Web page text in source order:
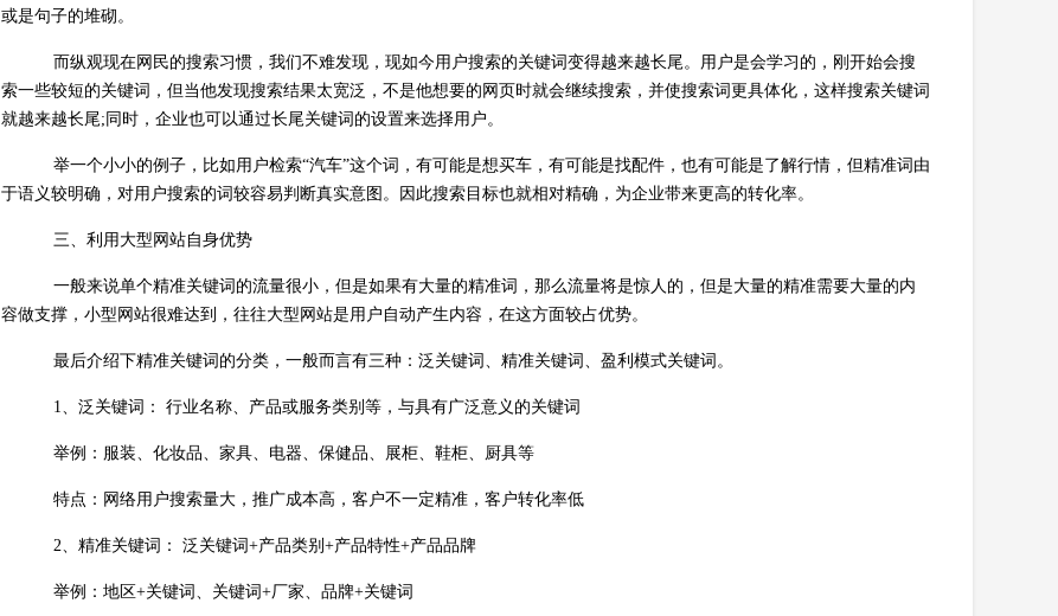
或是句子的堆砌。
而纵观现在网民的搜索习惯，我们不难发现，现如今用户搜索的关键词变得越来越长尾。用户是会学习的，刚开始会搜
索一些较短的关键词，但当他发现搜索结果太宽泛，不是他想要的网页时就会继续搜索，并使搜索词更具体化，这样搜索关键词
就越来越长尾;同时，企业也可以通过长尾关键词的设置来选择用户。
举一个小小的例子，比如用户检索“汽车”这个词，有可能是想买车，有可能是找配件，也有可能是了解行情，但精准词由
于语义较明确，对用户搜索的词较容易判断真实意图。因此搜索目标也就相对精确，为企业带来更高的转化率。
三、利用大型网站自身优势
一般来说单个精准关键词的流量很小，但是如果有大量的精准词，那么流量将是惊人的，但是大量的精准需要大量的内
容做支撑，小型网站很难达到，往往大型网站是用户自动产生内容，在这方面较占优势。
最后介绍下精准关键词的分类，一般而言有三种：泛关键词、精准关键词、盈利模式关键词。
1、泛关键词： 行业名称、产品或服务类别等，与具有广泛意义的关键词
举例：服装、化妆品、家具、电器、保健品、展柜、鞋柜、厨具等
特点：网络用户搜索量大，推广成本高，客户不一定精准，客户转化率低
2、精准关键词： 泛关键词+产品类别+产品特性+产品品牌
举例：地区+关键词、关键词+厂家、品牌+关键词